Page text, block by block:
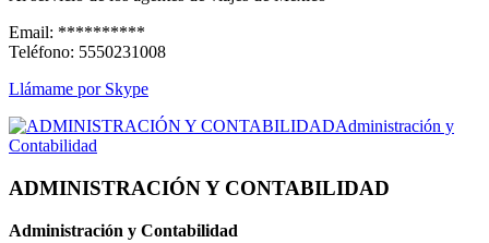
Email: **********
Teléfono: 5550231008
Llámame por Skype
ADMINISTRACIÓN Y CONTABILIDAD
Administración y Contabilidad